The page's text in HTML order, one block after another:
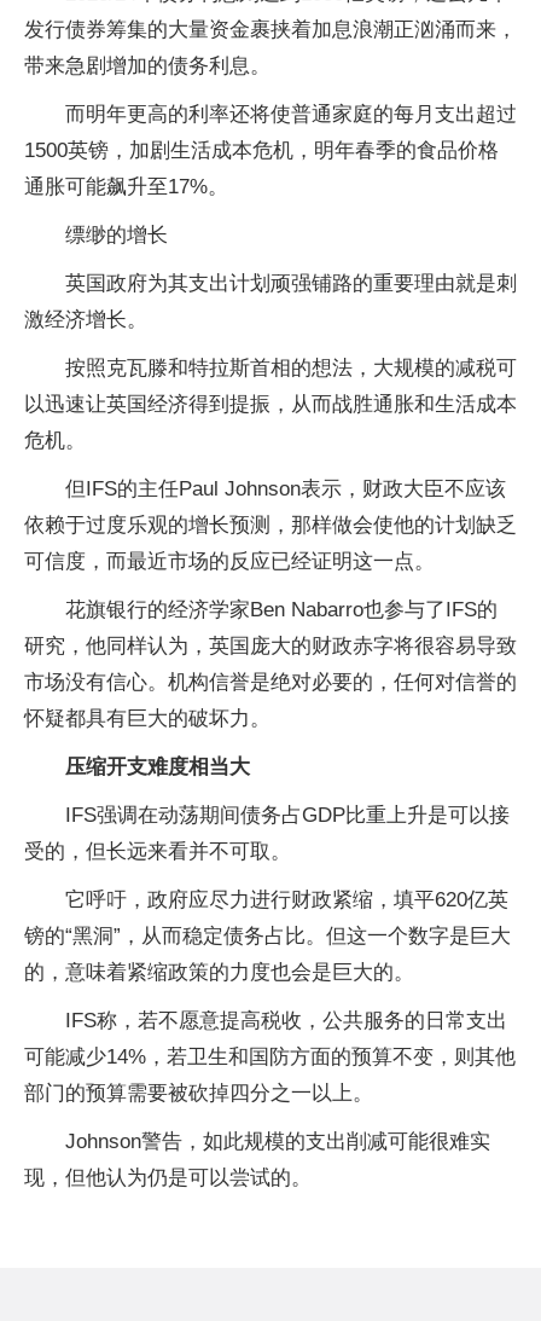
发行债券筹集的大量资金裹挟着加息浪潮正汹涌而来，
带来急剧增加的债务利息。
而明年更高的利率还将使普通家庭的每月支出超过
1500英镑，加剧生活成本危机，明年春季的食品价格
通胀可能飙升至17%。
缥缈的增长
英国政府为其支出计划顽强铺路的重要理由就是刺
激经济增长。
按照克瓦滕和特拉斯首相的想法，大规模的减税可
以迅速让英国经济得到提振，从而战胜通胀和生活成本
危机。
但IFS的主任Paul Johnson表示，财政大臣不应该
依赖于过度乐观的增长预测，那样做会使他的计划缺乏
可信度，而最近市场的反应已经证明这一点。
花旗银行的经济学家Ben Nabarro也参与了IFS的
研究，他同样认为，英国庞大的财政赤字将很容易导致
市场没有信心。机构信誉是绝对必要的，任何对信誉的
怀疑都具有巨大的破坏力。
压缩开支难度相当大
IFS强调在动荡期间债务占GDP比重上升是可以接
受的，但长远来看并不可取。
它呼吁，政府应尽力进行财政紧缩，填平620亿英
镑的“黑洞”，从而稳定债务占比。但这一个数字是巨大
的，意味着紧缩政策的力度也会是巨大的。
IFS称，若不愿意提高税收，公共服务的日常支出
可能减少14%，若卫生和国防方面的预算不变，则其他
部门的预算需要被砍掉四分之一以上。
Johnson警告，如此规模的支出削减可能很难实
现，但他认为仍是可以尝试的。